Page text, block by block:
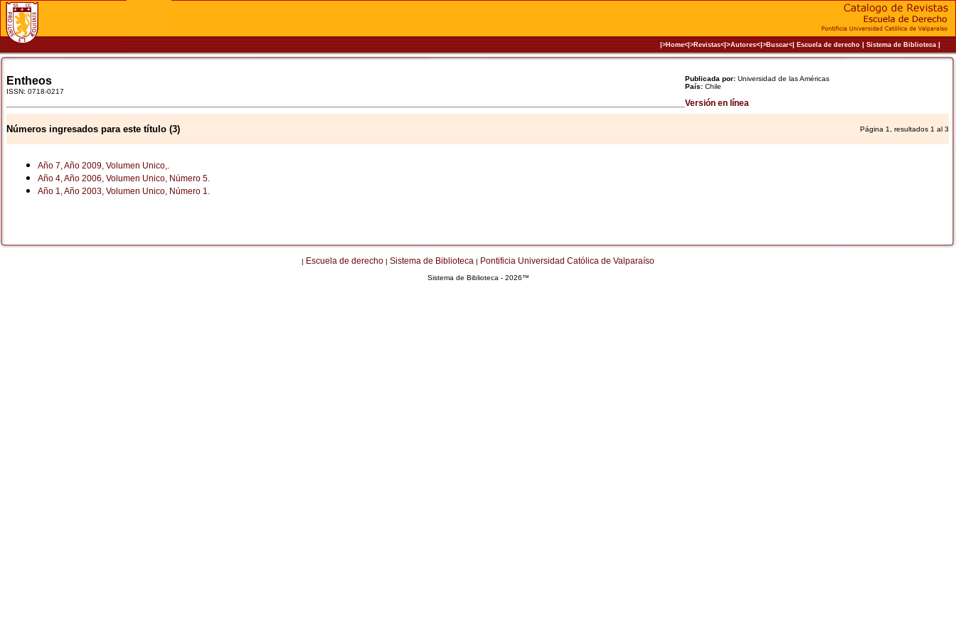
|>Home<|>Revistas<|>Autores<|>Buscar<|Escuela de derecho|Sistema de Biblioteca|
Publicada por: Universidad de las Américas
País: Chile
Versión en línea
Entheos
ISSN: 0718-0217
Números ingresados para este título (3) Página 1, resultados 1 al 3
Año 7, Año 2009, Volumen Unico,.
Año 4, Año 2006, Volumen Unico, Número 5.
Año 1, Año 2003, Volumen Unico, Número 1.
| Escuela de derecho | Sistema de Biblioteca | Pontificia Universidad Católica de Valparaíso
Sistema de Biblioteca - 2026™